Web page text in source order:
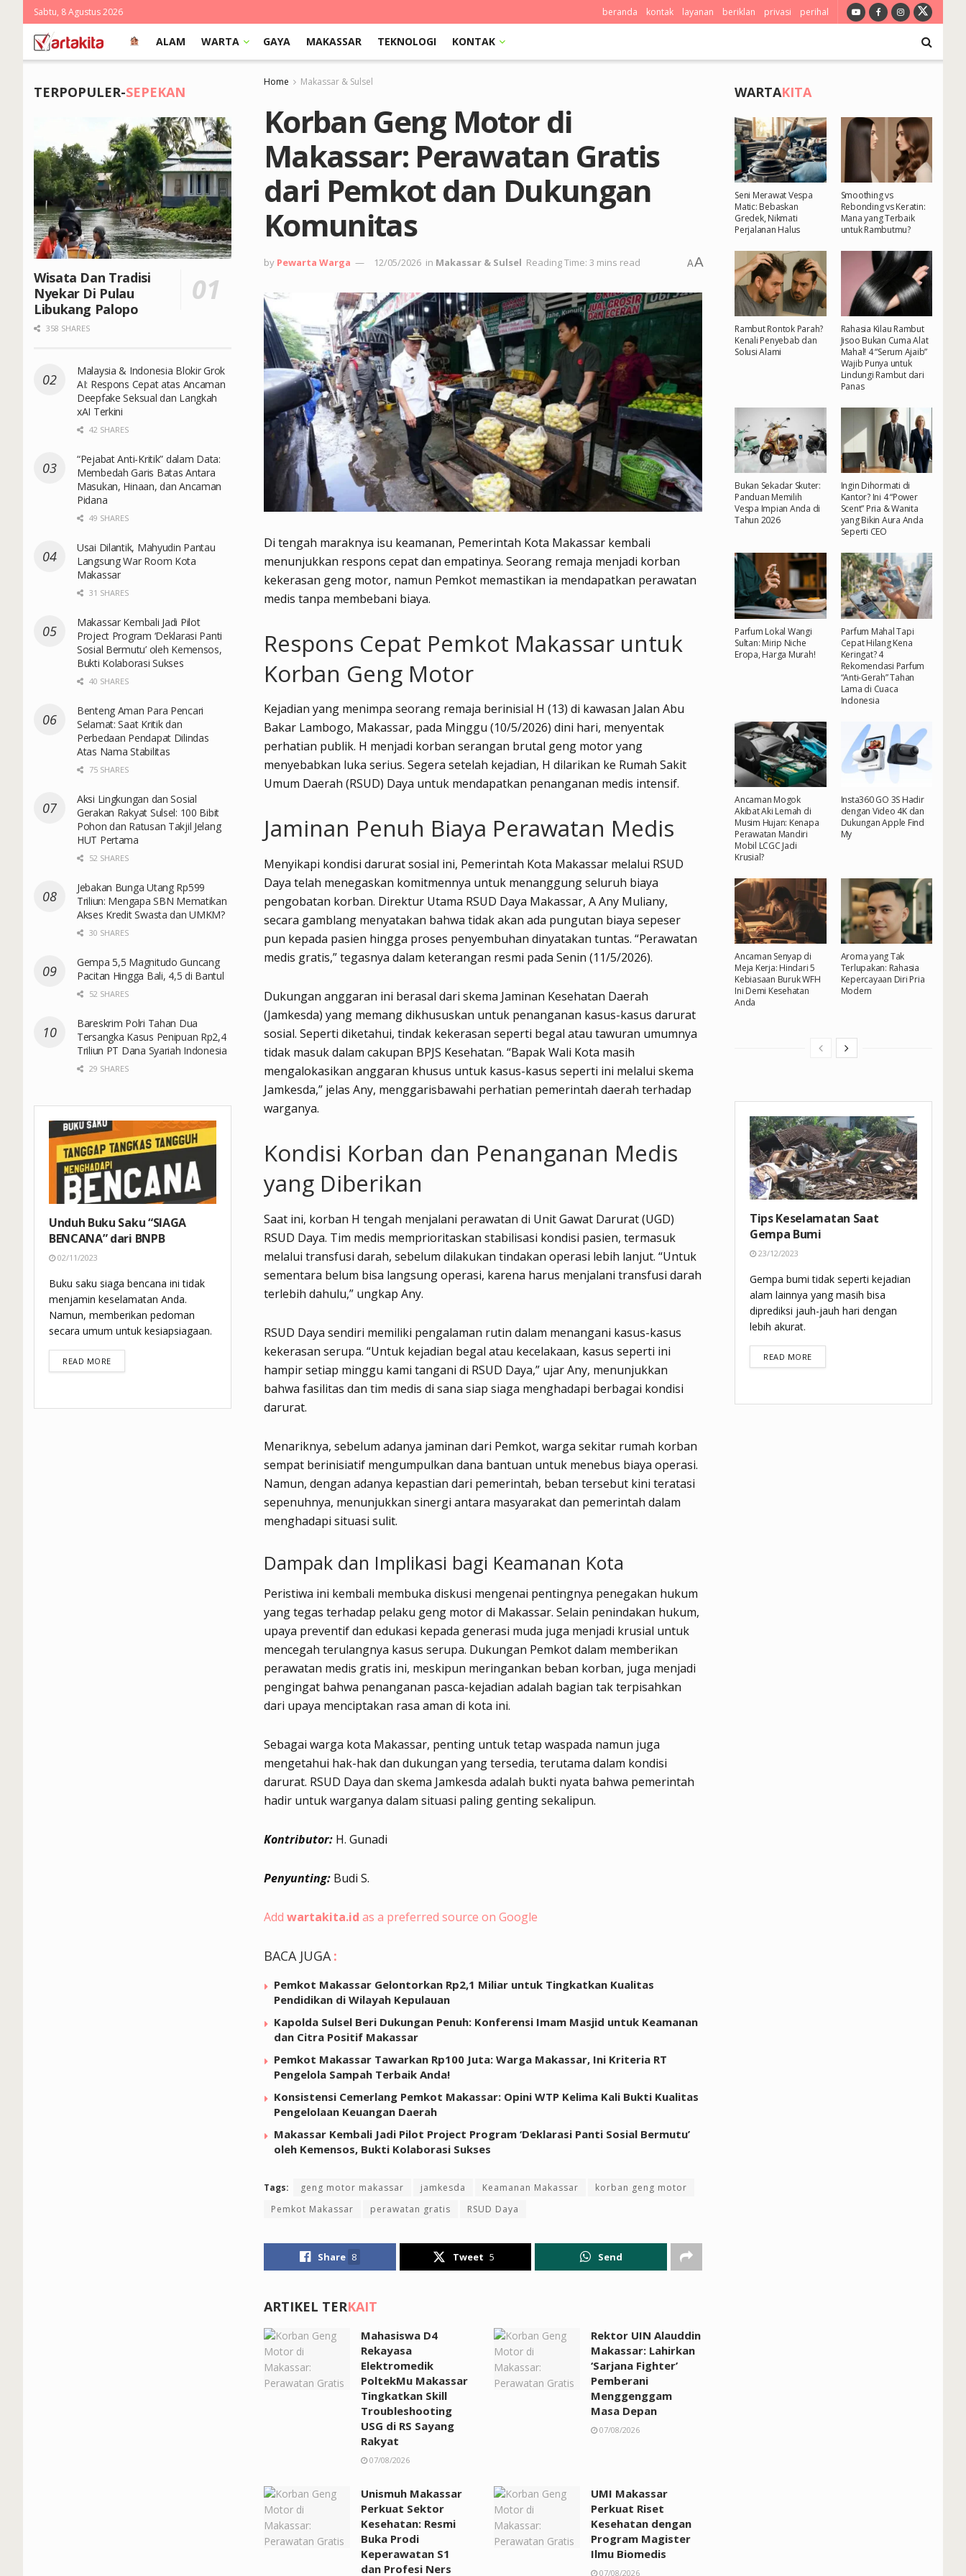
Sabtu, 8 Agustus 2026 beranda kontak layanan beriklan privasi perihal
ALAM WARTA GAYA MAKASSAR TEKNOLOGI KONTAK
Home Makassar & Sulsel
Korban Geng Motor di
Makassar: Perawatan Gratis
dari Pemkot dan Dukungan
Komunitas
by Pewarta Warga 12/05/2026 in Makassar & Sulsel Reading Time: 3 mins read AA
Di tengah maraknya isu keamanan, Pemerintah Kota Makassar kembali
menunjukkan respons cepat dan empatinya. Seorang remaja menjadi korban
kekerasan geng motor, namun Pemkot memastikan ia mendapatkan perawatan
medis tanpa membebani biaya.
Respons Cepat Pemkot Makassar untuk
Korban Geng Motor
Kejadian yang menimpa seorang remaja berinisial H (13) di kawasan Jalan Abu
Bakar Lambogo, Makassar, pada Minggu (10/5/2026) dini hari, menyentak
perhatian publik. H menjadi korban serangan brutal geng motor yang
menyebabkan luka serius. Segera setelah kejadian, H dilarikan ke Rumah Sakit
Umum Daerah (RSUD) Daya untuk mendapatkan penanganan medis intensif.
Jaminan Penuh Biaya Perawatan Medis
Menyikapi kondisi darurat sosial ini, Pemerintah Kota Makassar melalui RSUD
Daya telah menegaskan komitmennya untuk menanggung seluruh biaya
pengobatan korban. Direktur Utama RSUD Daya Makassar, A Any Muliany,
secara gamblang menyatakan bahwa tidak akan ada pungutan biaya sepeser
pun kepada pasien hingga proses penyembuhan dinyatakan tuntas. “Perawatan
medis gratis,” tegasnya dalam keterangan resmi pada Senin (11/5/2026).
Dukungan anggaran ini berasal dari skema Jaminan Kesehatan Daerah
(Jamkesda) yang memang dikhususkan untuk penanganan kasus-kasus darurat
sosial. Seperti diketahui, tindak kekerasan seperti begal atau tawuran umumnya
tidak masuk dalam cakupan BPJS Kesehatan. “Bapak Wali Kota masih
mengalokasikan anggaran khusus untuk kasus-kasus seperti ini melalui skema
Jamkesda,” jelas Any, menggarisbawahi perhatian pemerintah daerah terhadap
warganya.
Kondisi Korban dan Penanganan Medis
yang Diberikan
Saat ini, korban H tengah menjalani perawatan di Unit Gawat Darurat (UGD)
RSUD Daya. Tim medis memprioritaskan stabilisasi kondisi pasien, termasuk
melalui transfusi darah, sebelum dilakukan tindakan operasi lebih lanjut. “Untuk
sementara belum bisa langsung operasi, karena harus menjalani transfusi darah
terlebih dahulu,” ungkap Any.
RSUD Daya sendiri memiliki pengalaman rutin dalam menangani kasus-kasus
kekerasan serupa. “Untuk kejadian begal atau kecelakaan, kasus seperti ini
hampir setiap minggu kami tangani di RSUD Daya,” ujar Any, menunjukkan
bahwa fasilitas dan tim medis di sana siap siaga menghadapi berbagai kondisi
darurat.
Menariknya, sebelum adanya jaminan dari Pemkot, warga sekitar rumah korban
sempat berinisiatif mengumpulkan dana bantuan untuk menebus biaya operasi.
Namun, dengan adanya kepastian dari pemerintah, beban tersebut kini teratasi
sepenuhnya, menunjukkan sinergi antara masyarakat dan pemerintah dalam
menghadapi situasi sulit.
Dampak dan Implikasi bagi Keamanan Kota
Peristiwa ini kembali membuka diskusi mengenai pentingnya penegakan hukum
yang tegas terhadap pelaku geng motor di Makassar. Selain penindakan hukum,
upaya preventif dan edukasi kepada generasi muda juga menjadi krusial untuk
mencegah terulangnya kasus serupa. Dukungan Pemkot dalam memberikan
perawatan medis gratis ini, meskipun meringankan beban korban, juga menjadi
pengingat bahwa penanganan pasca-kejadian adalah bagian tak terpisahkan
dari upaya menciptakan rasa aman di kota ini.
Sebagai warga kota Makassar, penting untuk tetap waspada namun juga
mengetahui hak-hak dan dukungan yang tersedia, terutama dalam kondisi
darurat. RSUD Daya dan skema Jamkesda adalah bukti nyata bahwa pemerintah
hadir untuk warganya dalam situasi paling genting sekalipun.
Kontributor: H. Gunadi
Penyunting: Budi S.
Add wartakita.id as a preferred source on Google
BACA JUGA :
Pemkot Makassar Gelontorkan Rp2,1 Miliar untuk Tingkatkan Kualitas
Pendidikan di Wilayah Kepulauan
Kapolda Sulsel Beri Dukungan Penuh: Konferensi Imam Masjid untuk Keamanan
dan Citra Positif Makassar
Pemkot Makassar Tawarkan Rp100 Juta: Warga Makassar, Ini Kriteria RT
Pengelola Sampah Terbaik Anda!
Konsistensi Cemerlang Pemkot Makassar: Opini WTP Kelima Kali Bukti Kualitas
Pengelolaan Keuangan Daerah
Makassar Kembali Jadi Pilot Project Program ‘Deklarasi Panti Sosial Bermutu’
oleh Kemensos, Bukti Kolaborasi Sukses
Tags: geng motor makassar jamkesda Keamanan Makassar
korban geng motor
Pemkot Makassar
perawatan gratis RSUD Daya
Share 8 Tweet 5 Send
ARTIKEL TERKAIT
Mahasiswa D4
Rekayasa
Elektromedik
PoltekMu Makassar
Tingkatkan Skill
Troubleshooting
USG di RS Sayang
Rakyat
07/08/2026
Rektor UIN Alauddin
Makassar: Lahirkan
‘Sarjana Fighter’
Pemberani
Menggenggam
Masa Depan
07/08/2026
Unismuh Makassar
Perkuat Sektor
Kesehatan: Resmi
Buka Prodi
Keperawatan S1
dan Profesi Ners
UMI Makassar
Perkuat Riset
Kesehatan dengan
Program Magister
Ilmu Biomedis
07/08/2026
TERPOPULER-SEPEKAN
Wisata Dan Tradisi
Nyekar Di Pulau
Libukang Palopo
358 SHARES
Malaysia & Indonesia Blokir Grok
AI: Respons Cepat atas Ancaman
Deepfake Seksual dan Langkah
xAI Terkini
42 SHARES
“Pejabat Anti-Kritik” dalam Data:
Membedah Garis Batas Antara
Masukan, Hinaan, dan Ancaman
Pidana
49 SHARES
Usai Dilantik, Mahyudin Pantau
Langsung War Room Kota
Makassar
31 SHARES
Makassar Kembali Jadi Pilot
Project Program ‘Deklarasi Panti
Sosial Bermutu’ oleh Kemensos,
Bukti Kolaborasi Sukses
40 SHARES
Benteng Aman Para Pencari
Selamat: Saat Kritik dan
Perbedaan Pendapat Dilindas
Atas Nama Stabilitas
75 SHARES
Aksi Lingkungan dan Sosial
Gerakan Rakyat Sulsel: 100 Bibit
Pohon dan Ratusan Takjil Jelang
HUT Pertama
52 SHARES
Jebakan Bunga Utang Rp599
Triliun: Mengapa SBN Mematikan
Akses Kredit Swasta dan UMKM?
30 SHARES
Gempa 5,5 Magnitudo Guncang
Pacitan Hingga Bali, 4,5 di Bantul
52 SHARES
Bareskrim Polri Tahan Dua
Tersangka Kasus Penipuan Rp2,4
Triliun PT Dana Syariah Indonesia
29 SHARES
Unduh Buku Saku “SIAGA
BENCANA” dari BNPB
02/11/2023
Buku saku siaga bencana ini tidak
menjamin keselamatan Anda.
Namun, memberikan pedoman
secara umum untuk kesiapsiagaan.
READ MOREDETAILS
WARTAKITA
Seni Merawat Vespa
Matic: Bebaskan
Gredek, Nikmati
Perjalanan Halus
Smoothing vs
Rebonding vs Keratin:
Mana yang Terbaik
untuk Rambutmu?
Rambut Rontok Parah?
Kenali Penyebab dan
Solusi Alami
Rahasia Kilau Rambut
Jisoo Bukan Cuma Alat
Mahal! 4 “Serum Ajaib”
Wajib Punya untuk
Lindungi Rambut dari
Panas
Bukan Sekadar Skuter:
Panduan Memilih
Vespa Impian Anda di
Tahun 2026
Ingin Dihormati di
Kantor? Ini 4 “Power
Scent” Pria & Wanita
yang Bikin Aura Anda
Seperti CEO
Parfum Lokal Wangi
Sultan: Mirip Niche
Eropa, Harga Murah!
Parfum Mahal Tapi
Cepat Hilang Kena
Keringat? 4
Rekomendasi Parfum
“Anti-Gerah” Tahan
Lama di Cuaca
Indonesia
Ancaman Mogok
Akibat Aki Lemah di
Musim Hujan: Kenapa
Perawatan Mandiri
Mobil LCGC Jadi
Krusial?
Insta360 GO 3S Hadir
dengan Video 4K dan
Dukungan Apple Find
My
Ancaman Senyap di
Meja Kerja: Hindari 5
Kebiasaan Buruk WFH
Ini Demi Kesehatan
Anda
Aroma yang Tak
Terlupakan: Rahasia
Kepercayaan Diri Pria
Modern
Tips Keselamatan Saat
Gempa Bumi
23/12/2023
Gempa bumi tidak seperti kejadian
alam lainnya yang masih bisa
diprediksi jauh-jauh hari dengan
lebih akurat.
READ MOREDETAILS